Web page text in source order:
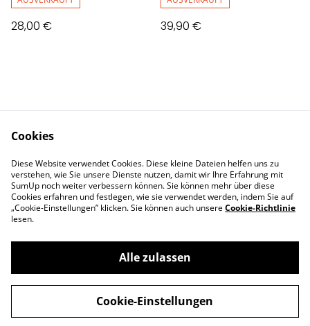
28,00 € 39,90 €
Privacy Policy
Cookie Policy
Impressum
©2026Deva Design - die Schmuckmanufaktur
powered by
Cookies
Diese Website verwendet Cookies. Diese kleine Dateien helfen uns zu
verstehen, wie Sie unsere Dienste nutzen, damit wir Ihre Erfahrung mit
SumUp noch weiter verbessern können. Sie können mehr über diese
Cookies erfahren und festlegen, wie sie verwendet werden, indem Sie auf
„Cookie-Einstellungen” klicken. Sie können auch unsereCookie-Richtlinie
lesen.
Alle zulassen
Cookie-Einstellungen